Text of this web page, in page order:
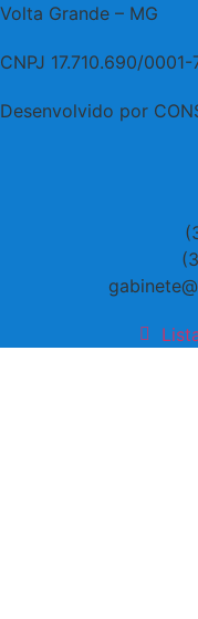
Volta Grande – MG
CNPJ 17.710.690/0001-
Desenvolvido por